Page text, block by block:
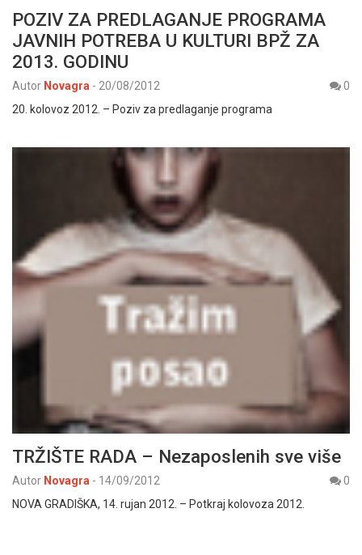
POZIV ZA PREDLAGANJE PROGRAMA
JAVNIH POTREBA U KULTURI BPŽ ZA
2013. GODINU
Autor Novagra - 20/08/2012
0
20. kolovoz 2012. – Poziv za predlaganje programa
TRŽIŠTE RADA – Nezaposlenih sve više
Autor Novagra - 14/09/2012
0
NOVA GRADIŠKA, 14. rujan 2012. – Potkraj kolovoza 2012.